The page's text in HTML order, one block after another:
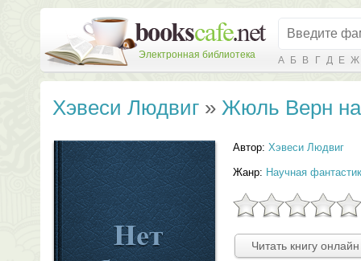
Электронная библиотека А Б В Г Д Е Ж
Хэвеси Людвиг » Жюль Верн на
Автор: Хэвеси Людвиг
Жанр: Научная
Читать книгу